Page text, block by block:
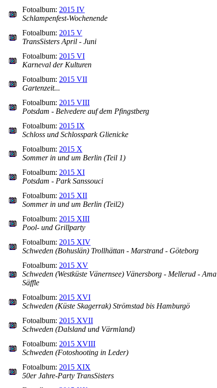
Fotoalbum: 2015 IV
Schlampenfest-Wochenende
Fotoalbum: 2015 V
TransSisters April - Juni
Fotoalbum: 2015 VI
Karneval der Kulturen
Fotoalbum: 2015 VII
Gartenzeit...
Fotoalbum: 2015 VIII
Potsdam - Belvedere auf dem Pfingstberg
Fotoalbum: 2015 IX
Schloss und Schlosspark Glienicke
Fotoalbum: 2015 X
Sommer in und um Berlin (Teil 1)
Fotoalbum: 2015 XI
Potsdam - Park Sanssouci
Fotoalbum: 2015 XII
Sommer in und um Berlin (Teil2)
Fotoalbum: 2015 XIII
Pool- und Grillparty
Fotoalbum: 2015 XIV
Schweden (Bohuslän) Trollhättan - Marstrand - Göteborg
Fotoalbum: 2015 XV
Schweden (Westküste Vänernsee) Vänersborg - Mellerud -
Säffle
Fotoalbum: 2015 XVI
Schweden (Küste Skagerrak) Strömstad bis Hamburgö
Fotoalbum: 2015 XVII
Schweden (Dalsland und Värmland)
Fotoalbum: 2015 XVIII
Schweden (Fotoshooting in Leder)
Fotoalbum: 2015 XIX
50er Jahre-Party TransSisters